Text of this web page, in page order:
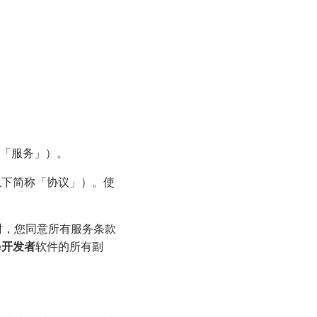
服务」）。
简称「协议」）。使
您同意所有服务条款
发者软件的所有副